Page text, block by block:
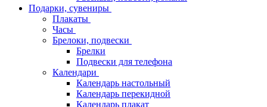
Подарки, сувениры
Плакаты
Часы
Брелоки, подвески
Брелки
Подвески для телефона
Календари
Календарь настольный
Календарь перекидной
Календарь плакат